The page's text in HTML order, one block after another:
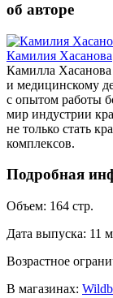
об авторе
Камилия Хасанова
Камилла
и медицинскому
с опытом работы
мир индустрии
не только стать
комплексов.
Подробная
Объем: 164 стр.
Дата выпуска: 11
Возрастное
В магазинах: